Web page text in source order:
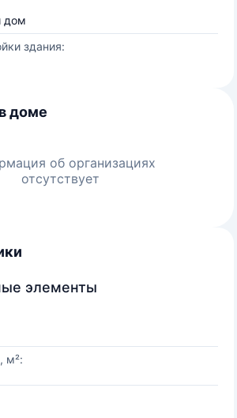
дом
здания:
доме
об организациях
отсутствует
элементы
м²: